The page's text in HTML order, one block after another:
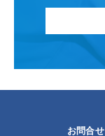
お問合せ